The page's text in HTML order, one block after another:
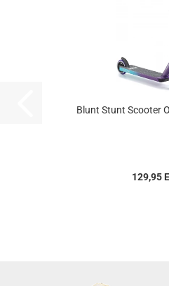
Blunt Stunt Scooter
129,95